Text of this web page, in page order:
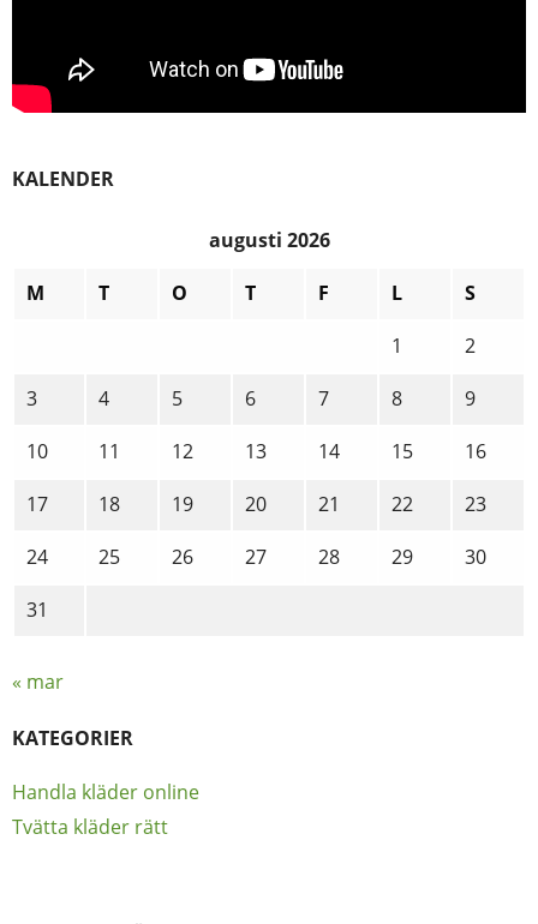
KALENDER
augusti 2026
M
T O T F L
S
1
2
3
4 5 6 7 8
9
10
11 12 13 14 15
16
17
18 19 20 21 22
23
24
25 26 27 28 29
30
31
« mar
KATEGORIER
Handla kläder online
Tvätta kläder rätt